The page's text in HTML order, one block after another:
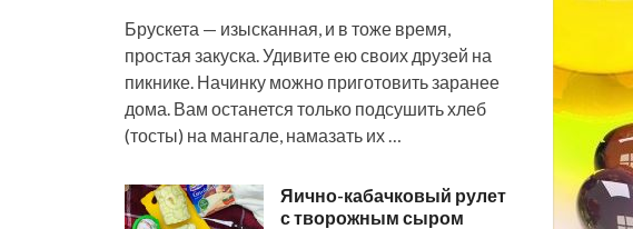
Брускета — изысканная, и в тоже время,
простая закуска. Удивите ею своих друзей на
пикнике. Начинку можно приготовить заранее
дома. Вам останется только подсушить хлеб
(тосты) на мангале, намазать их …
Яично-кабачковый рулет
с творожным сыром